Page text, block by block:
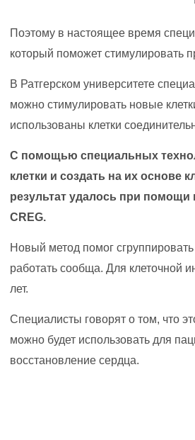
Поэтому в настоящее время
который поможет стимулировать
В Ратгерском университете
можно стимулировать новые
использованы клетки
С помощью специальных
клетки и создать на их
результат удалось при
CREG.
Новый метод помог
работать сообща. Для клеточной
лет.
Специалисты говорят о том, что
можно будет использовать для
восстановление сердца.